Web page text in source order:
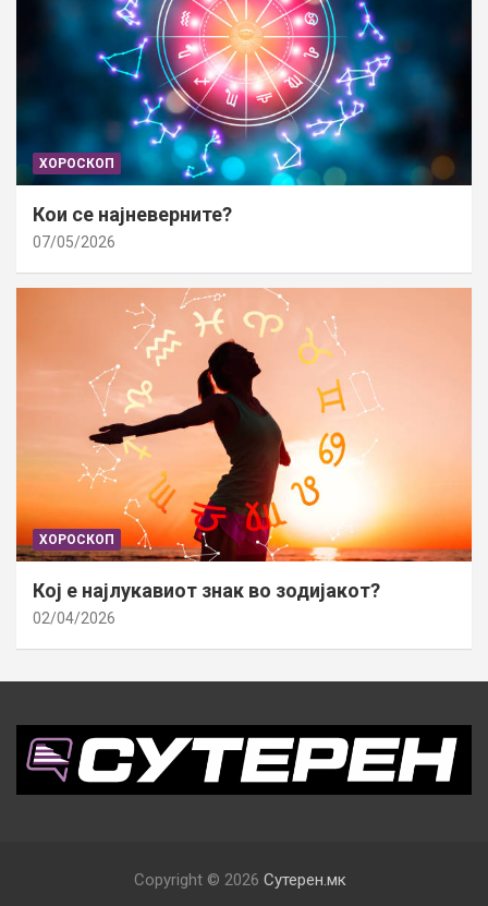
ХОРОСКОП
Кои се најневерните?
07/05/2026
ХОРОСКОП
Кој е најлукавиот знак во зодијакот?
02/04/2026
Copyright © 2026 Сутерен.мк